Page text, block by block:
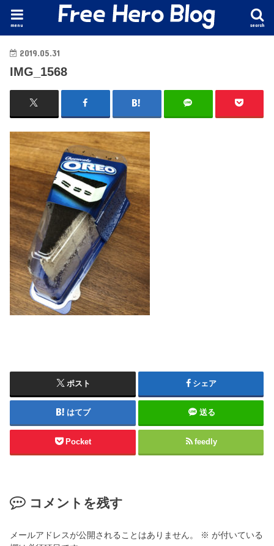
search
menu
2019.05.31
IMG_1568
ポスト シェア
はてブ 送る
Pocket feedly
コメントを残す
メールアドレスが公開されることはありません。 ※ が付いている